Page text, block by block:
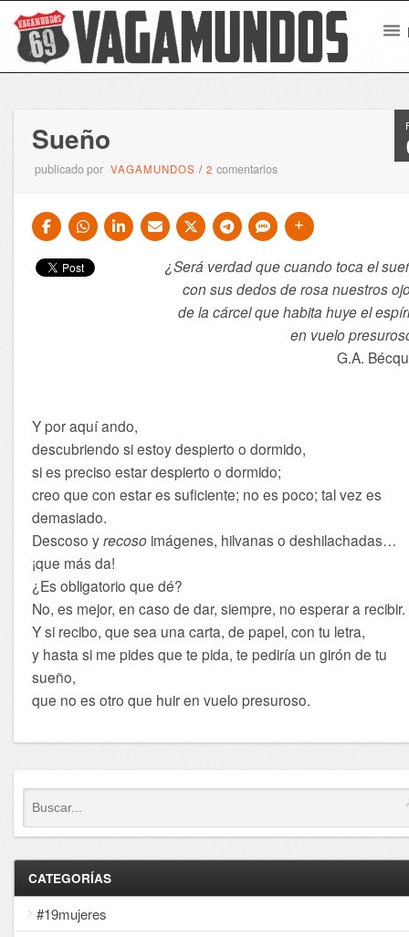
Sueño
publicado por VAGAMUNDOS /2comentarios
¿Será verdad que cuando toca el
con sus dedos de rosa nuestros
de la cárcel que habita huye el
en vuelo
G.A.
Y por aquí ando,
descubriendo si estoy despierto o dormido,
si es preciso estar despierto o dormido;
creo que con estar es suficiente; no es poco; tal vez es
demasiado.
Descoso yrecoso imágenes, hilvanas o deshilachadas…
¡que más da!
¿Es obligatorio que dé?
No, es mejor, en caso de dar, siempre, no esperar a recibir.
Y si recibo, que sea una carta, de papel, con tu letra,
y hasta si me pides que te pida, te pediría un girón de tu
sueño,
que no es otro que huir en vuelo presuroso.
CATEGORÍAS
#19mujeres